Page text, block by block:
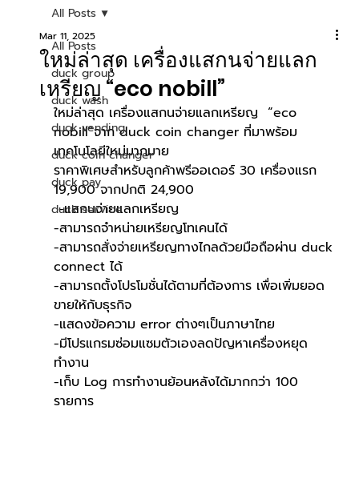
All Posts
duck group
duck wash
duck vending
duck coin changer
duck pay
duck service
All Posts
ใหม่ล่าสุด เครื่องแสกนจ่ายแลก
เหรียญ “eco nobill”
Mar 11, 2025
ใหม่ล่าสุด เครื่องแสกนจ่ายแลกเหรียญ  “eco
nobill”จาก duck coin changer ที่มาพร้อม
เทคโนโลยีใหม่มากมาย
ราคาพิเศษสำหรับลูกค้าพรีออเดอร์ 30 เครื่องแรก
19,900 จากปกติ 24,900
-แสกนจ่ายแลกเหรียญ
-สามารถจำหน่ายเหรียญโทเคนได้
-สามารถสั่งจ่ายเหรียญทางไกลด้วยมือถือผ่าน duck
connect ได้
-สามารถตั้งโปรโมชั่นได้ตามที่ต้องการ เพื่อเพิ่มยอด
ขายให้กับธุรกิจ
-แสดงข้อความ error ต่างๆเป็นภาษาไทย
-มีโปรแกรมซ่อมแซมตัวเองลดปัญหาเครื่องหยุด
ทำงาน
-เก็บ Log การทำงานย้อนหลังได้มากกว่า 100
รายการ